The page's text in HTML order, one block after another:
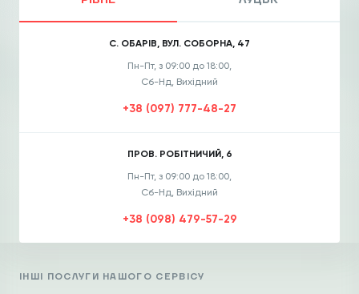
С. ОБАРІВ, ВУЛ. СОБОРНА, 47
Пн-Пт, з 09:00 до 18:00,
Сб-Нд, Вихідний
+38 (097) 777-48-27
ПРОВ. РОБІТНИЧИЙ, 6
Пн-Пт, з 09:00 до 18:00,
Сб-Нд, Вихідний
+38 (098) 479-57-29
ІНШІ ПОСЛУГИ НАШОГО СЕРВІСУ